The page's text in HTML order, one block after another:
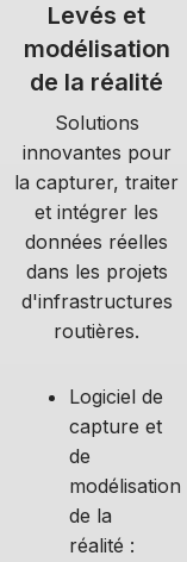
Levés et
modélisation
de la réalité
Solutions
innovantes pour
la capturer, traiter
et intégrer les
données réelles
dans les projets
d'infrastructures
routières.
Logiciel de
capture et
de
modélisation
de la
réalité :